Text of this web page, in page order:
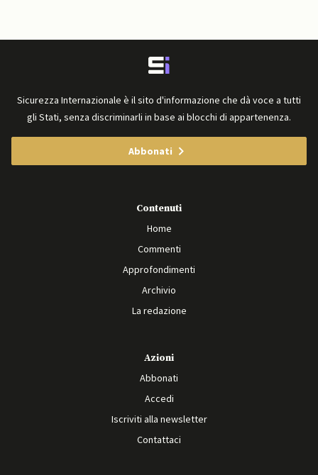
Sicurezza Internazionale è il sito d'informazione che dà voce a tutti
gli Stati, senza discriminarli in base ai blocchi di appartenenza.
Abbonati
Contenuti
Home
Commenti
Approfondimenti
Archivio
La redazione
Azioni
Abbonati
Accedi
Iscriviti alla newsletter
Contattaci